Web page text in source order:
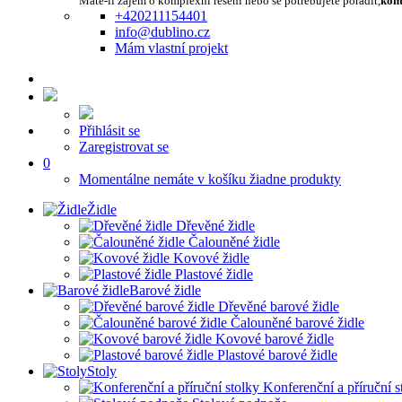
+420211154401
info@dublino.cz
Mám vlastní projekt
Přihlásit se
Zaregistrovat se
0
Momentálne nemáte v košíku žiadne produkty
Židle
Dřevěné židle
Čalouněné židle
Kovové židle
Plastové židle
Barové židle
Dřevěné barové židle
Čalouněné barové židle
Kovové barové židle
Plastové barové židle
Stoly
Konferenční a příruční